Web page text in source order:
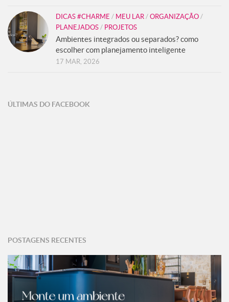
DICAS #CHARME / MEU LAR / ORGANIZAÇÃO /
PLANEJADOS / PROJETOS
Ambientes integrados ou separados? como
escolher com planejamento inteligente
17 MAR, 2026
ÚLTIMAS DO FACEBOOK
POSTAGENS RECENTES